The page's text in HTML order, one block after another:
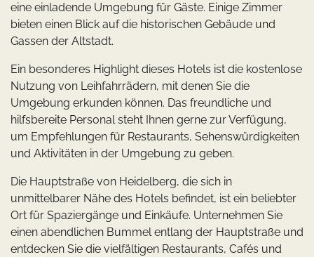
eine einladende Umgebung für Gäste. Einige Zimmer
bieten einen Blick auf die historischen Gebäude und
Gassen der Altstadt.
Ein besonderes Highlight dieses Hotels ist die kostenlose
Nutzung von Leihfahrrädern, mit denen Sie die
Umgebung erkunden können. Das freundliche und
hilfsbereite Personal steht Ihnen gerne zur Verfügung,
um Empfehlungen für Restaurants, Sehenswürdigkeiten
und Aktivitäten in der Umgebung zu geben.
Die Hauptstraße von Heidelberg, die sich in
unmittelbarer Nähe des Hotels befindet, ist ein beliebter
Ort für Spaziergänge und Einkäufe. Unternehmen Sie
einen abendlichen Bummel entlang der Hauptstraße und
entdecken Sie die vielfältigen Restaurants, Cafés und